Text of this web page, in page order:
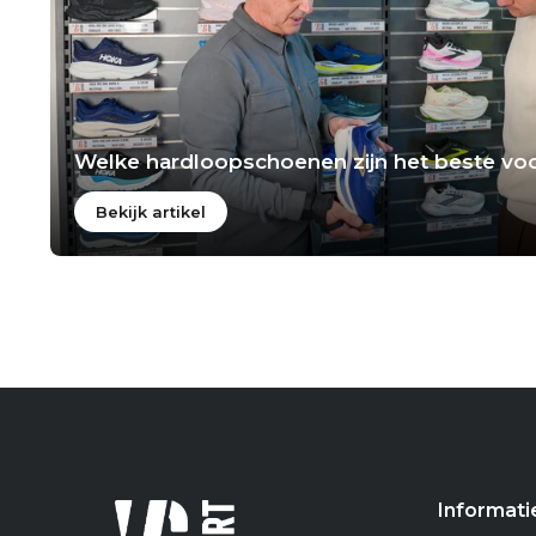
Welke hardloopschoenen zijn het beste
Bekijk artikel